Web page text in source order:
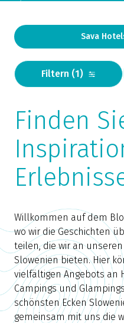
Sava
Filtern (1)
Finden
Willkommen auf dem
wo wir die Geschichten
teilen, die wir an
Slowenien bieten. Hier
vielfältigen Angebots an
Campings und
schönsten Ecken
gemeinsam mit uns die